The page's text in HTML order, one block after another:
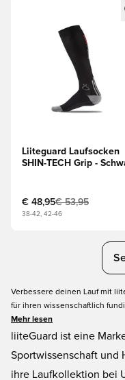
Öffnet ein Fenster
Liiteguard Laufsocken
SHIN-TECH Grip -
€ 48,95€ 53,95
38-42, 42-46
Verbessere deinen Lauf mit
für ihren wissenschaftlich
Laufbekleidung und
zu optimieren und die
feuchtigkeitsableitenden T-
engagierten Läufer konzipiert.
Mehr lesen
liiteGuard ist eine
Sportwissenschaft und
ihre Laufkollektion bei